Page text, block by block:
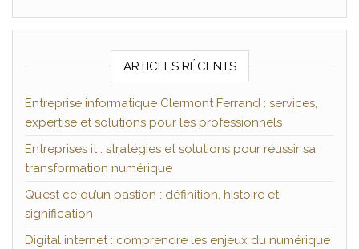
ARTICLES RÉCENTS
Entreprise informatique Clermont Ferrand : services,
expertise et solutions pour les professionnels
Entreprises it : stratégies et solutions pour réussir sa
transformation numérique
Qu’est ce qu’un bastion : définition, histoire et
signification
Digital internet : comprendre les enjeux du numérique